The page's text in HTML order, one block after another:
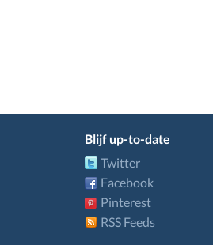
Blijf up-to-date
Twitter
Facebook
Pinterest
RSS Feeds